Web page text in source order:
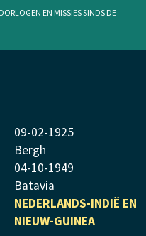
en missies sinds de
09-02-1925
Bergh
04-10-1949
Batavia
NEDERLANDS-INDIË EN
NIEUW-GUINEA